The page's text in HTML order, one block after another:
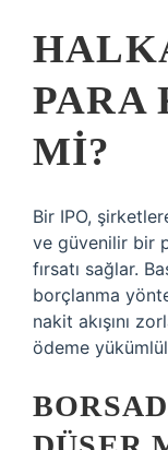
PARA
MI?
Bir IPO,
ve güvenilir bir
fırsatı sağlar.
borçlanma
nakit akışını
ödeme